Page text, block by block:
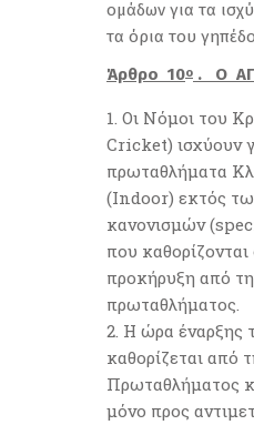
ομάδων για τα
τα όρια του
Άρθρο 10ο . Ο
Οι Nόμοι του
Cricket) ισχύουν
πρωταθλήματα
(Indoor) εκτός
κανονισμών
που
προκήρυξη από
πρωταθλήματος.
Η ώρα έναρξης
καθορίζεται από
Πρωταθλήματος
μόνο προς